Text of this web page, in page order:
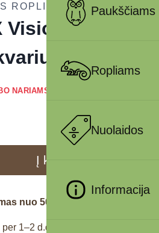
Paukščiams
Ropliams
Nuolaidos
Informacija
ROPLIAMS
260
Balta
NARIAMS
Į krepšelį
nuo 50€
1–2 d.d.